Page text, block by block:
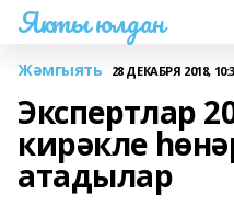
Якты юлдан
Жәмгыять 28 ДЕКАБРЯ 2018,
Экспертлар
кирәкле
атадылар